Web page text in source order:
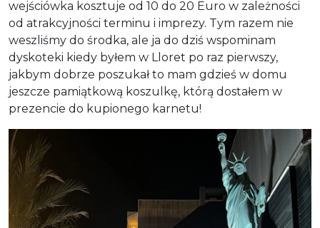
wejściówka kosztuje od 10 do 20 Euro w zależności
od atrakcyjności terminu i imprezy. Tym razem nie
weszliśmy do środka, ale ja do dziś wspominam
dyskoteki kiedy byłem w Lloret po raz pierwszy,
jakbym dobrze poszukał to mam gdzieś w domu
jeszcze pamiątkową koszulkę, którą dostałem w
prezencie do kupionego karnetu!